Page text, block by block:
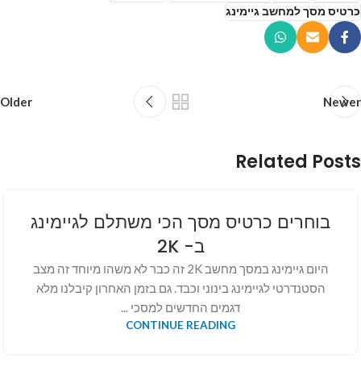
כרטיס מסך למחשב גיימינג
Newer
Older
Related Posts
בוחרים כרטיס מסך הכי משתלם לגיימינג
ב- 2K
היום גיימינג במסך מחשב 2K זה כבר לא משהו מיוחד זה מצב
הסטנדרטי לגיימינג בינוני וכבד. גם בזמן האחרון קיבלנו מלא
דגמים החדשים למסכי ...
CONTINUE READING